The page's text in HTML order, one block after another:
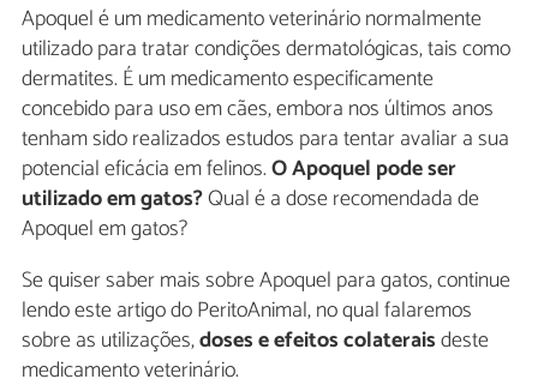
Apoquel é um medicamento veterinário normalmente
utilizado para tratar condições dermatológicas, tais como
dermatites. É um medicamento especificamente
concebido para uso em cães, embora nos últimos anos
tenham sido realizados estudos para tentar avaliar a sua
potencial eficácia em felinos.O Apoquel pode ser
utilizado em gatos?Qual é a dose recomendada de
Apoquel em gatos?
Se quiser saber mais sobre Apoquel para gatos, continue
lendo este artigo do PeritoAnimal, no qual falaremos
sobre as utilizações,doses e efeitos colateraisdeste
medicamento veterinário.